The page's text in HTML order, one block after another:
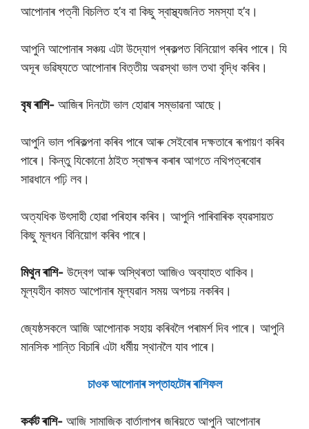
আপোনাৰ পত্নী বিচলিত হ’ব বা কিছু স্বাস্থ্যজনিত সমস্যা হ’ব।
আপুনি আপোনাৰ সঞ্চয় এটা উদ্যোগ প্ৰকল্পত বিনিয়োগ কৰিব পাৰে। যি
অদূৰ ভৱিষ্যতে আপোনাৰ বিত্তীয় অৱস্থা ভাল তথা বৃদ্ধি কৰিব।
বৃষ ৰাশি- আজিৰ দিনটো ভাল হোৱাৰ সম্ভাৱনা আছে।
আপুনি ভাল পৰিকল্পনা কৰিব পাৰে আৰু সেইবোৰ দক্ষতাৰে ৰূপায়ণ কৰিব
পাৰে। কিন্তু যিকোনো ঠাইত স্বাক্ষৰ কৰাৰ আগতে নথিপত্ৰবোৰ
সাৱধানে পঢ়ি লব।
অত্যধিক উৎসাহী হোৱা পৰিহাৰ কৰিব। আপুনি পাৰিবাৰিক ব্যৱসায়ত
কিছু মূলধন বিনিয়োগ কৰিব পাৰে।
মিথুন ৰাশি- উদ্বেগ আৰু অস্থিৰতা আজিও অব্যাহত থাকিব।
মূল্যহীন কামত আপোনাৰ মূল্যৱান সময় অপচয় নকৰিব।
জ্যেষ্ঠসকলে আজি আপোনাক সহায় কৰিবলৈ পৰামৰ্শ দিব পাৰে। আপুনি
মানসিক শান্তি বিচাৰি এটা ধৰ্মীয় স্থানলৈ যাব পাৰে।
চাওক আপােনাৰ সপ্তাহটােৰ ৰাশিফল
কৰ্কট ৰাশি- আজি সামাজিক বাৰ্তালাপৰ জৰিয়তে আপুনি আপোনাৰ